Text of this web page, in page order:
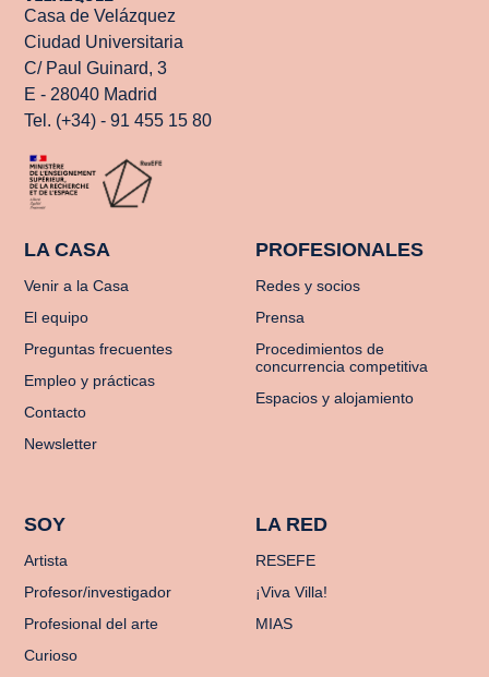
Casa de Velázquez
Ciudad Universitaria
C/ Paul Guinard, 3
E - 28040 Madrid
Tel. (+34) - 91 455 15 80
LA CASA
Venir a la Casa
El equipo
Preguntas frecuentes
Empleo y prácticas
Contacto
Newsletter
PROFESIONALES
Redes y socios
Prensa
Procedimientos de
concurrencia competitiva
Espacios y alojamiento
SOY
Artista
Profesor/investigador
Profesional del arte
Curioso
LA RED
RESEFE
¡Viva Villa!
MIAS